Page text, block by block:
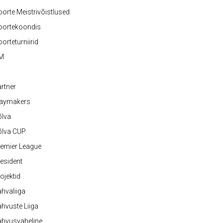
Meistrivõistlused
CUP
League
Liiga